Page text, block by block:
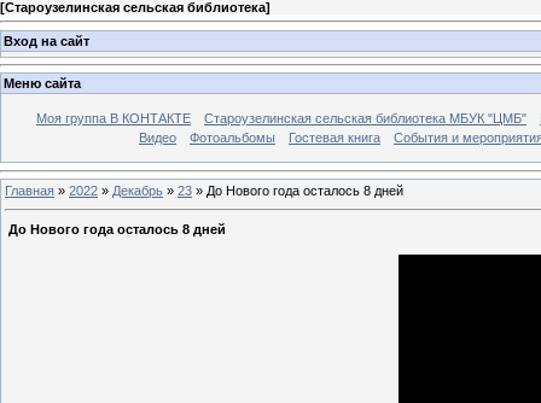
[Староузелинская сельская библиотека]
Вход на сайт
Меню сайта
Моя группа В КОНТАКТЕ Староузелинская сельская библиотека МБУК "ЦМБ"
Видео
Фотоальбомы Гостевая книга События и
Главная » 2022 » Декабрь » 23 » До Нового года осталось 8 дней
До Нового года осталось 8 дней